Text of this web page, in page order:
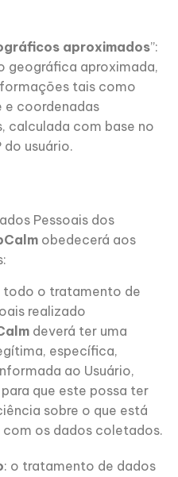
aproximados”:
geográfica aproximada,
tais como
e coordenadas
calculada com base no
do usuário.
Pessoais dos
obedecerá aos
todo o tratamento de
realizado
deverá ter uma
específica,
ao Usuário,
que este possa ter
sobre o que está
os dados coletados.
: o tratamento de dados